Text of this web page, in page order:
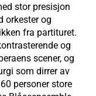
stor presisjon
orkester og
fra partituret.
og
scener, og
som dirrer av
personer store